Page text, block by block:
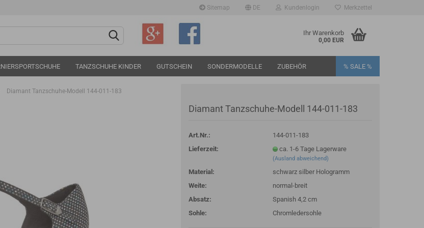
Sitemap DE
Sprache auswählen
Kundenlogin
Konto erstellen
Merkzettel
Ihr Warenkorb
0,00 EUR
TANZSCHUHE KINDER GUTSCHEIN SONDERMODELLE ZUBEHÖR % SALE %
Diamant Tanzschuhe-Modell 144-011-183
Diamant Tanzschuhe-Modell 144-011-183
Art.Nr.:
144-011-183
Lieferzeit:
ca. 1-6 Tage Lagerware
(Ausland abweichend)
Material:
schwarz silber Hologramm
Weite:
normal-breit
Absatz:
Spanish 4,2 cm
Sohle:
Chromledersohle